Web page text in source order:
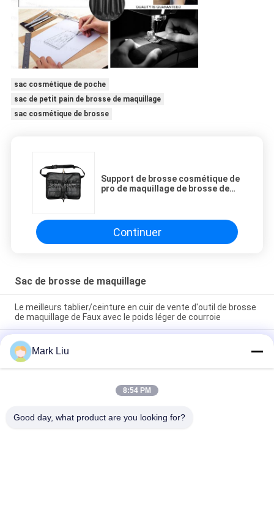
sac cosmétique de poche
sac de petit pain de brosse de maquillage
sac cosmétique de brosse
Support de brosse cosmétique de
pro de maquillage de brosse de
courroie de ceinture d'artiste
Continuer
Sac de brosse de maquillage
Le meilleurs tablier/ceinture en cuir de vente d'outil de brosse
de maquillage de Faux avec le poids léger de courroie
Support mignon de papeterie de stylo de sac cosmétique de
maquillage de voyage de fermeture de tirette de rayure de
vague de poche de trousse d'écolier d'unité centrale
Sac professionnel de stockage de crayon de stylo de support
d'article de toilette de poche de petit pain de brosse de
Mark Liu
8:54 PM
Good day, what product are you looking for?